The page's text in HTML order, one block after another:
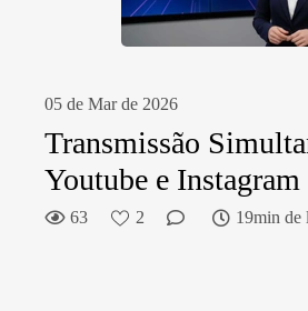
05 de Mar de 2026
Transmissão
Youtube e Instagram
63 2 19min de